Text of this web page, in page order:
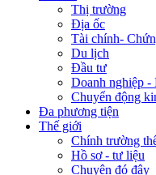
Thị trường
Địa ốc
Tài chính-
Du lịch
Đầu tư
Doanh nghiệp -
Chuyển động
Đa phương tiện
Thế giới
Chính trường
Hồ sơ - tư liệu
Chuyện đó đây